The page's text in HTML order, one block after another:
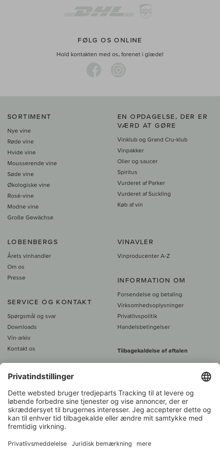
FØLG OS ONLINE
Hold kontakten med os, forenet i glæde!
SORTIMENT
Nye vine
Røde vine
Hvide vine
Mousserende vine
Søde vine
Økologiske vine
Rosé-vine
Modne vine
Große Gewächse
EN OPDAGELSE, DER ER
VÆRD AT GØRE
Vinklub og Grand Cru-klub
Vinpakker
Olier og saucer
Spiritus
Vurderet af Parker
Vurderet af Suckling
Køb af vin
LOBENBERGS
Årets vinhandler
Om os
Presse
SERVICE OG KONTAKT
Spørgsmål og svar
Downloads
Vin-arkiv
Kontakt os
VINAVLER
Vinproducenter A-Z
INFORMATION OM
Forsendelse og betaling
Virksomhedsoplysninger
Privatlivspolitik
Handelsbetingelser
Tilbagekaldelse af aftalen
Alle priser er inkl. moms, plus 39
450 DKK gratis fragt
Kundeservice: